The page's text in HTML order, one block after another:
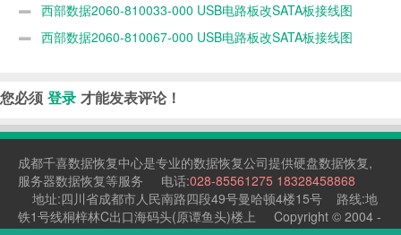
西部数据2060-810033-000 USB电路板改SATA板接线图
西部数据2060-810067-000 USB电路板改SATA板接线图
您必须 登录 才能发表评论！
成都千喜数据恢复中心是专业的数据恢复公司提供硬盘数据恢复,
服务器数据恢复等服务 电话:028-85561275 18328458868
地址:四川省成都市人民南路四段49号曼哈顿4楼15号 路线:地
铁1号线桐梓林C出口海码头(原谭鱼头)楼上 Copyright © 2004 -